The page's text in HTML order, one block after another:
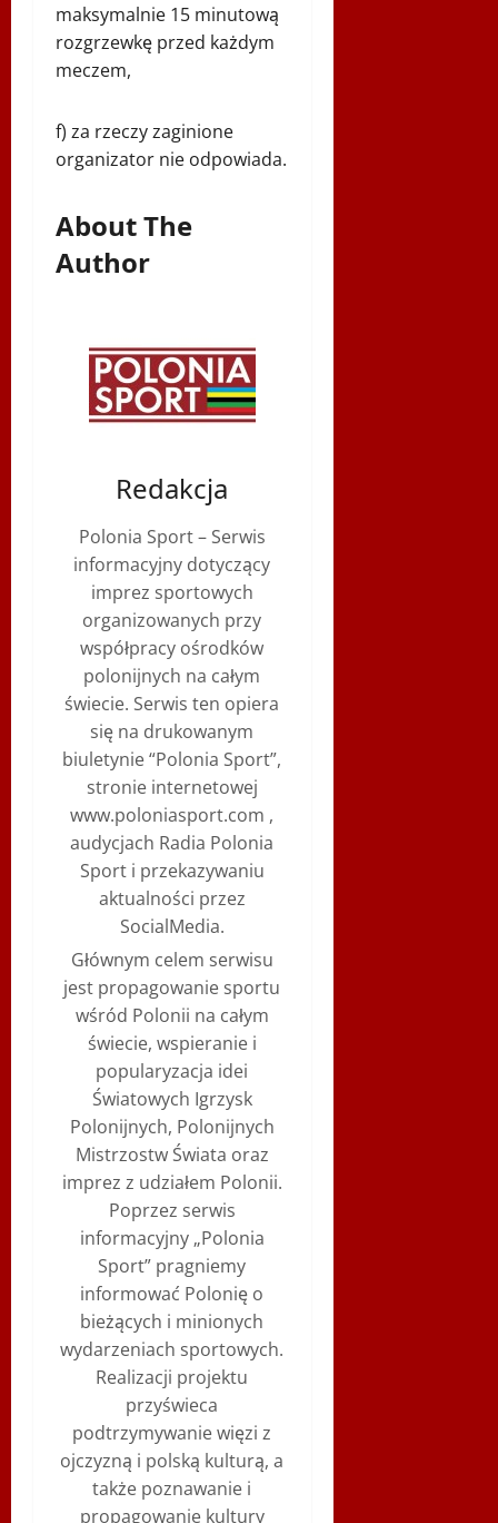
maksymalnie 15 minutową
rozgrzewkę przed każdym
meczem,
f) za rzeczy zaginione
organizator nie odpowiada.
About The
Author
Redakcja
Polonia Sport – Serwis
informacyjny dotyczący
imprez sportowych
organizowanych przy
współpracy ośrodków
polonijnych na całym
świecie. Serwis ten opiera
się na drukowanym
biuletynie “Polonia Sport”,
stronie internetowej
www.poloniasport.com ,
audycjach Radia Polonia
Sport i przekazywaniu
aktualności przez
SocialMedia.
Głównym celem serwisu
jest propagowanie sportu
wśród Polonii na całym
świecie, wspieranie i
popularyzacja idei
Światowych Igrzysk
Polonijnych, Polonijnych
Mistrzostw Świata oraz
imprez z udziałem Polonii.
Poprzez serwis
informacyjny „Polonia
Sport” pragniemy
informować Polonię o
bieżących i minionych
wydarzeniach sportowych.
Realizacji projektu
przyświeca
podtrzymywanie więzi z
ojczyzną i polską kulturą, a
także poznawanie i
propagowanie kultury